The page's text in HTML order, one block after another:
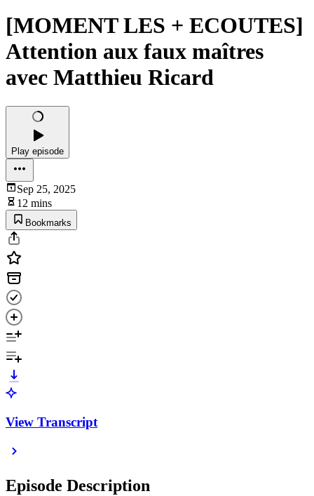
[MOMENT LES + ECOUTES]
Attention aux faux maîtres
avec Matthieu Ricard
Play episode
Sep 25, 2025
12 mins
Bookmarks
View Transcript
Episode Description